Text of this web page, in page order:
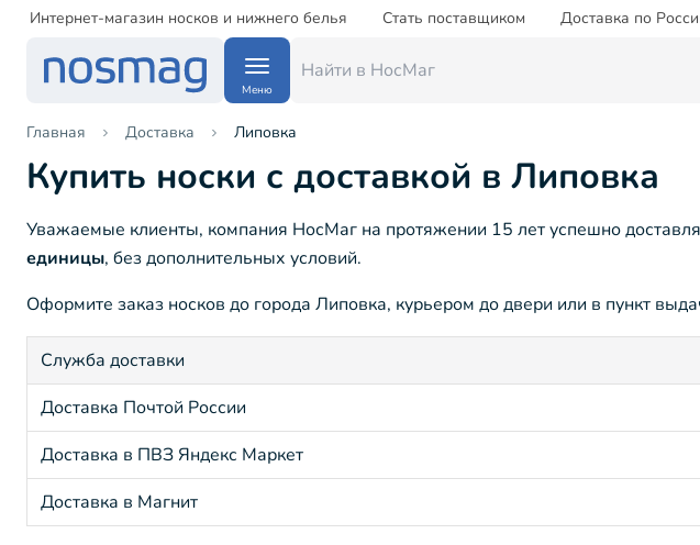
Интернет-магазин носков и нижнего белья Стать поставщиком Доставка по
Меню
Главная Доставка Липовка
Купить носки с доставкой в Липовка
Уважаемые клиенты, компания НосМаг на протяжении 15 лет успешно
единицы, без дополнительных условий.
Оформите заказ носков до города Липовка, курьером до двери или в пункт
Служба доставки
Доставка Почтой России
Доставка в ПВЗ Яндекс Маркет
Доставка в Магнит